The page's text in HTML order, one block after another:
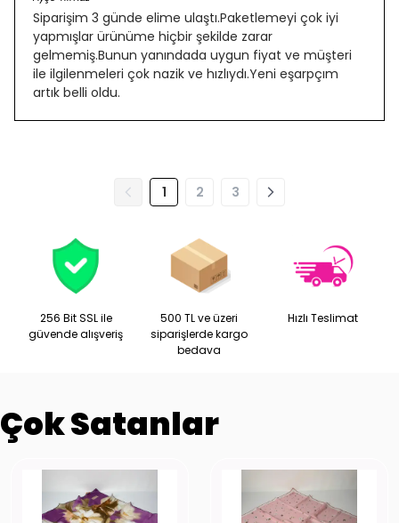
Siparişim 3 günde elime ulaştı.Paketlemeyi çok iyi
yapmışlar ürünüme hiçbir şekilde zarar
gelmemiş.Bunun yanındada uygun fiyat ve müşteri
ile ilgilenmeleri çok nazik ve hızlıydı.Yeni eşarpçım
artık belli oldu.
1 2 3
256 Bit SSL ile
güvende alışveriş
500 TL ve üzeri
siparişlerde kargo
bedava
Hızlı Teslimat
Çok Satanlar